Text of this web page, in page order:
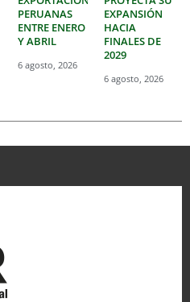
PERUANAS
ENTRE ENERO
Y ABRIL
6 agosto, 2026
EXPANSIÓN
HACIA
FINALES DE
2029
6 agosto, 2026